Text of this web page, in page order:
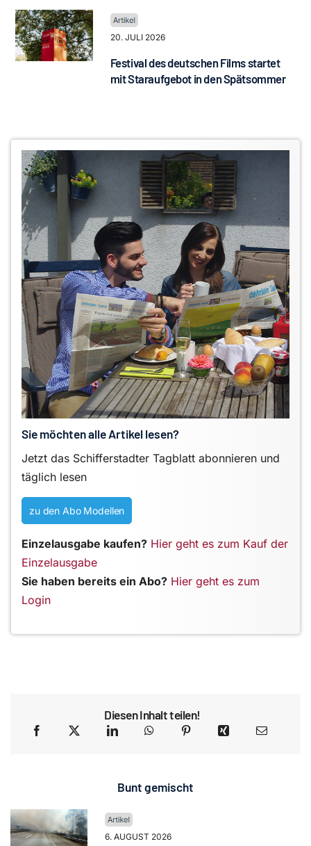
20. JULI 2026
Festival des deutschen Films startet
mit Staraufgebot in den Spätsommer
Sie möchten alle Artikel lesen?
Jetzt das Schifferstadter Tagblatt abonnieren und
täglich lesen
zu den Abo Modellen
Einzelausgabe kaufen? Hier geht es zum Kauf der
Einzelausgabe
Sie haben bereits ein Abo? Hier geht es zum
Login
Diesen Inhalt teilen!
Bunt gemischt
6. AUGUST 2026